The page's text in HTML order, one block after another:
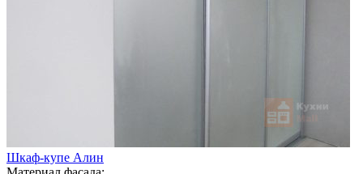
Шкаф-купе Алин